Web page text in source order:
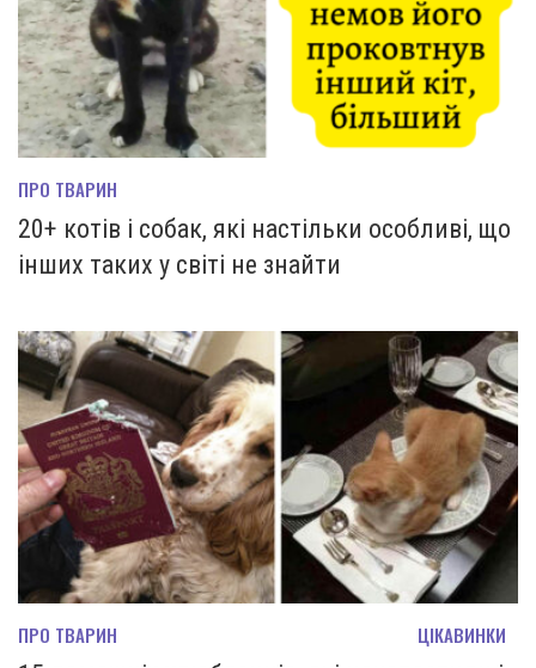
ПРО ТВАРИН
20+ котів і собак, які настільки особливі, що
інших таких у світі не знайти
ПРО ТВАРИН ЦІКАВИНКИ